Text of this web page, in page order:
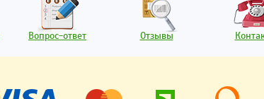
Вопрос-ответ Отзывы